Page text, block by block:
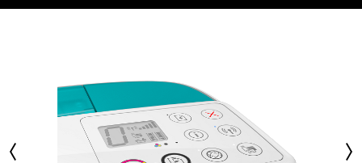
Технически спецификации
Аксесоари